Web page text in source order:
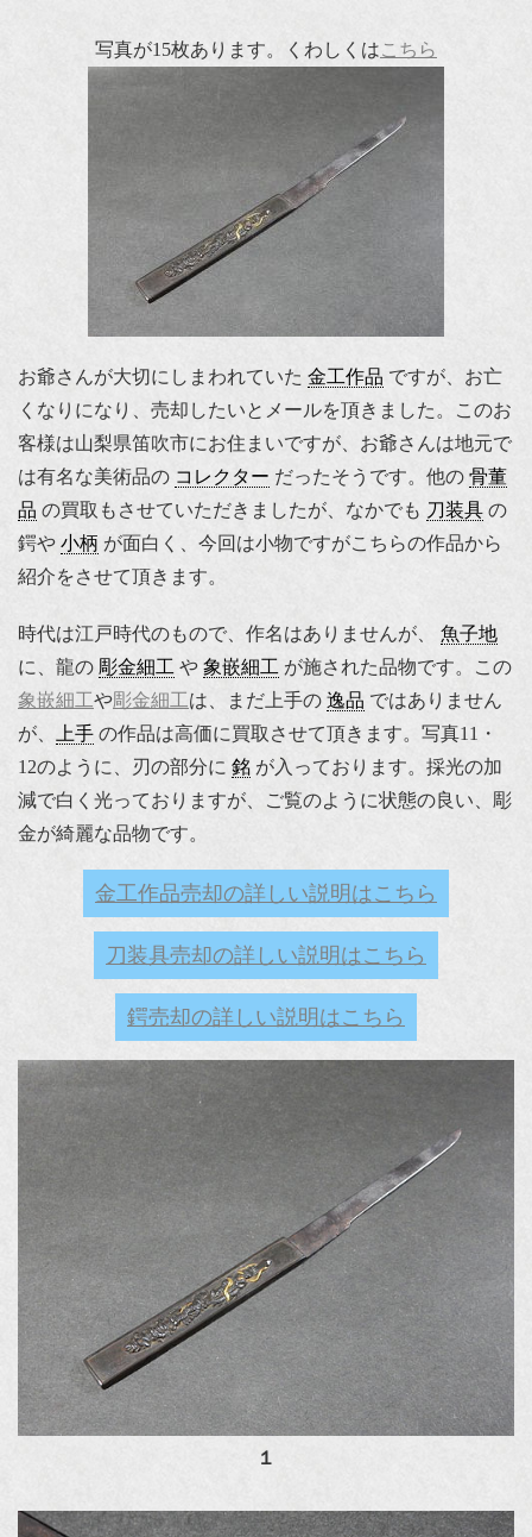
写真が15枚あります。くわしくはこちら
お爺さんが大切にしまわれていた 金工作品 ですが、お亡
くなりになり、売却したいとメールを頂きました。このお
客様は山梨県笛吹市にお住まいですが、お爺さんは地元で
は有名な美術品の コレクター だったそうです。他の 骨董
品 の買取もさせていただきましたが、なかでも 刀装具 の
鍔や 小柄 が面白く、今回は小物ですがこちらの作品から
紹介をさせて頂きます。
時代は江戸時代のもので、作名はありませんが、 魚子地
に、龍の 彫金細工 や 象嵌細工 が施された品物です。この
象嵌細工や彫金細工は、まだ上手の 逸品 ではありません
が、
上手 の作品は高価に買取させて頂きます。写真11・
12のように、刃の部分に 銘 が入っております。採光の加
減で白く光っておりますが、ご覧のように状態の良い、彫
金が綺麗な品物です。
金工作品売却の詳しい説明はこちら
刀装具売却の詳しい説明はこちら
鍔売却の詳しい説明はこちら
１